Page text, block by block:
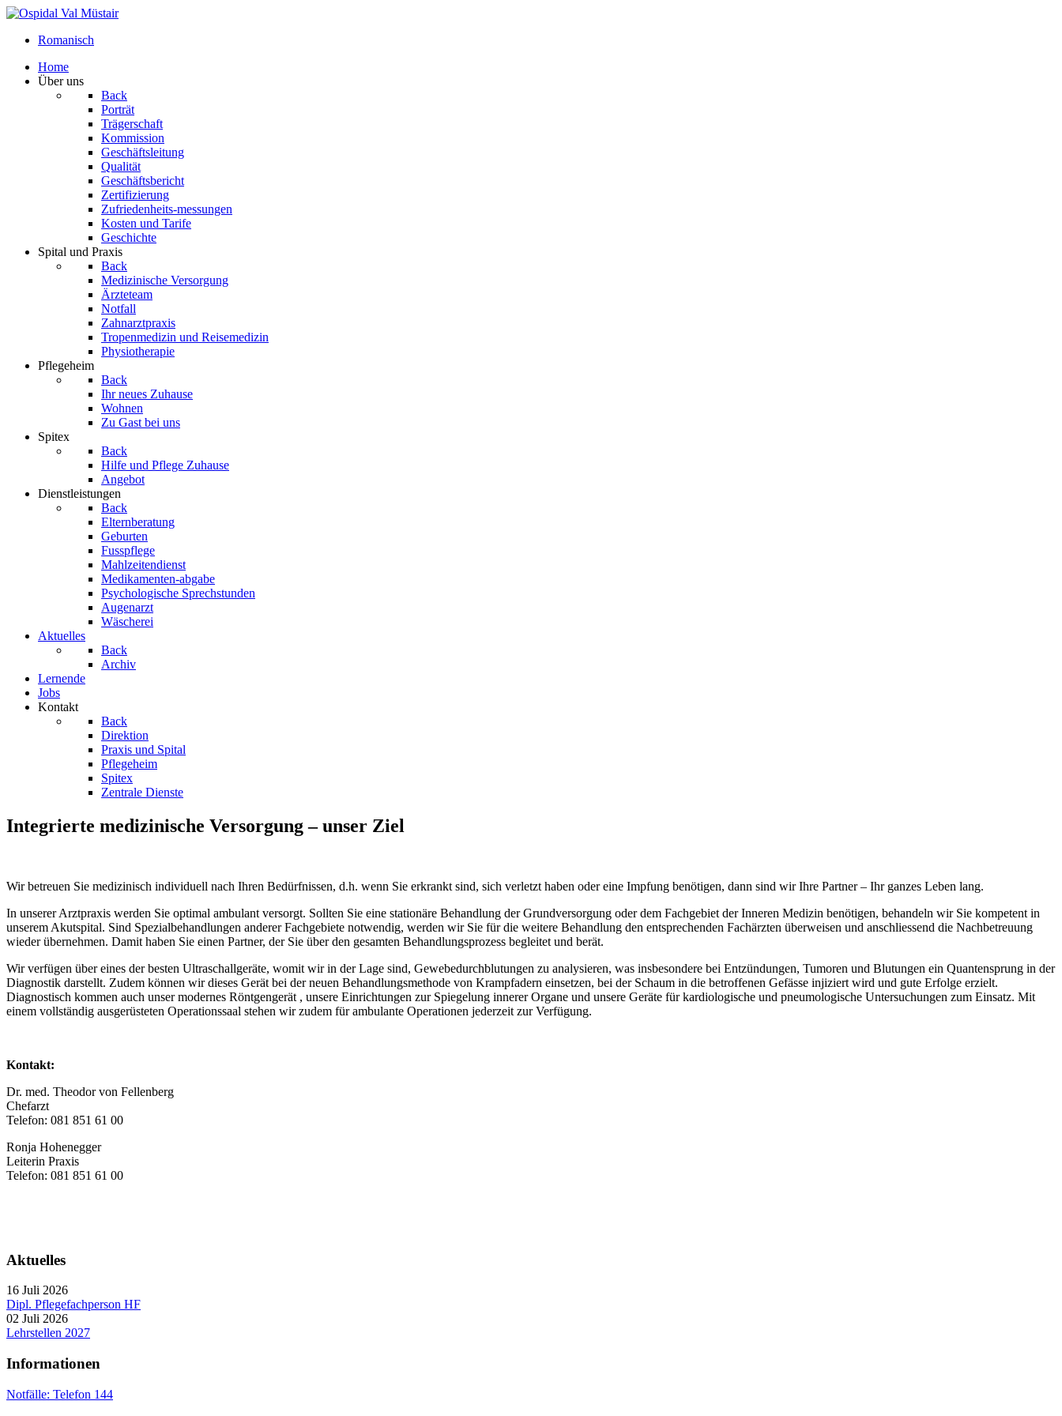
Romanisch
Home
Über uns
Back
Porträt
Trägerschaft
Kommission
Geschäftsleitung
Qualität
Geschäftsbericht
Zertifizierung
Zufriedenheits-messungen
Kosten und Tarife
Geschichte
Spital und Praxis
Back
Medizinische Versorgung
Ärzteteam
Notfall
Zahnarztpraxis
Tropenmedizin und Reisemedizin
Physiotherapie
Pflegeheim
Back
Ihr neues Zuhause
Wohnen
Zu Gast bei uns
Spitex
Back
Hilfe und Pflege Zuhause
Angebot
Dienstleistungen
Back
Elternberatung
Geburten
Fusspflege
Mahlzeitendienst
Medikamenten-abgabe
Psychologische Sprechstunden
Augenarzt
Wäscherei
Aktuelles
Back
Archiv
Lernende
Jobs
Kontakt
Back
Direktion
Praxis und Spital
Pflegeheim
Spitex
Zentrale Dienste
Integrierte medizinische Versorgung – unser Ziel
Wir betreuen Sie medizinisch individuell nach Ihren Bedürfnissen, d.h. wenn Sie erkrankt sind, sich verletzt haben oder eine Impfung benötigen, dann sind wir Ihre Partner – Ihr ganzes Leben lang.
In unserer Arztpraxis werden Sie optimal ambulant versorgt. Sollten Sie eine stationäre Behandlung der Grundversorgung oder dem Fachgebiet der Inneren Medizin benötigen, behandeln wir Sie kompetent in
unserem Akutspital. Sind Spezialbehandlungen anderer Fachgebiete notwendig, werden wir Sie für die weitere Behandlung den entsprechenden Fachärzten überweisen und anschliessend die Nachbetreuung
wieder übernehmen. Damit haben Sie einen Partner, der Sie über den gesamten Behandlungsprozess begleitet und berät.
Wir verfügen über eines der besten Ultraschallgeräte, womit wir in der Lage sind, Gewebedurchblutungen zu analysieren, was insbesondere bei Entzündungen, Tumoren und Blutungen ein Quantensprung in der
Diagnostik darstellt. Zudem können wir dieses Gerät bei der neuen Behandlungsmethode von Krampfadern einsetzen, bei der Schaum in die betroffenen Gefässe injiziert wird und gute Erfolge erzielt.
Diagnostisch kommen auch unser modernes Röntgengerät , unsere Einrichtungen zur Spiegelung innerer Organe und unsere Geräte für kardiologische und pneumologische Untersuchungen zum Einsatz. Mit
einem vollständig ausgerüsteten Operationssaal stehen wir zudem für ambulante Operationen jederzeit zur Verfügung.
Kontakt:
Dr. med. Theodor von Fellenberg
Chefarzt
Telefon: 081 851 61 00
Ronja Hohenegger
Leiterin Praxis
Telefon: 081 851 61 00
Aktuelles
16 Juli 2026
Dipl. Pflegefachperson HF
02 Juli 2026
Lehrstellen 2027
Informationen
Notfälle: Telefon 144